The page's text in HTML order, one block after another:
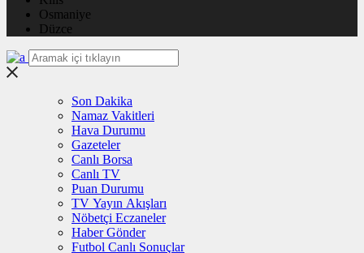
Osmaniye
Düzce
Son Dakika
Namaz Vakitleri
Hava Durumu
Gazeteler
Canlı Borsa
Canlı TV
Puan Durumu
TV Yayın Akışları
Nöbetçi Eczaneler
Haber Gönder
Futbol Canlı Sonuçlar